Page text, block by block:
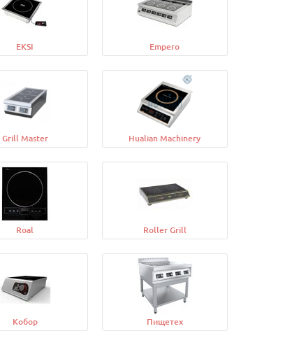
EKSI Empero
Grill Master Hualian Machinery
Roal Roller Grill
Кобор Пищетех